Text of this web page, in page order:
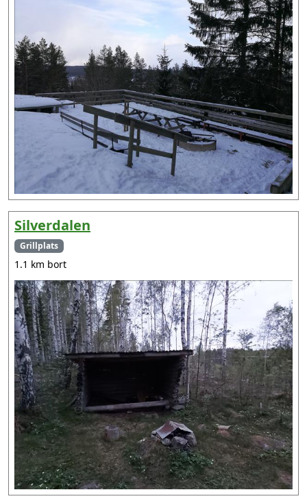
Silverdalen
Grillplats
1.1 km bort